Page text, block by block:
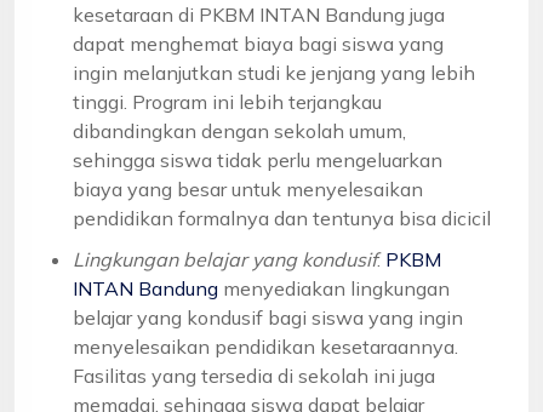
kesetaraan di PKBM INTAN Bandung juga
dapat menghemat biaya bagi siswa yang
ingin melanjutkan studi ke jenjang yang lebih
tinggi. Program ini lebih terjangkau
dibandingkan dengan sekolah umum,
sehingga siswa tidak perlu mengeluarkan
biaya yang besar untuk menyelesaikan
pendidikan formalnya dan tentunya bisa dicicil
Lingkungan belajar yang kondusif: PKBM
INTAN Bandung menyediakan lingkungan
belajar yang kondusif bagi siswa yang ingin
menyelesaikan pendidikan kesetaraannya.
Fasilitas yang tersedia di sekolah ini juga
memadai, sehingga siswa dapat belajar